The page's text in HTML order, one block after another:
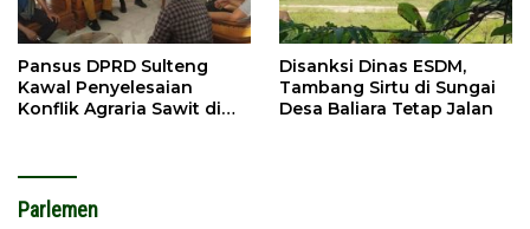
Pansus DPRD Sulteng
Kawal Penyelesaian
Konflik Agraria Sawit di
Disanksi Dinas ESDM,
Tambang Sirtu di Sungai
Desa Baliara Tetap Jalan
Parlemen